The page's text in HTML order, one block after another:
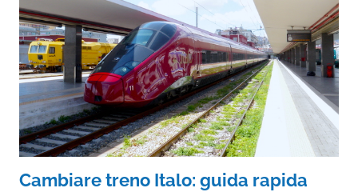
Cambiare treno Italo: guida rapida